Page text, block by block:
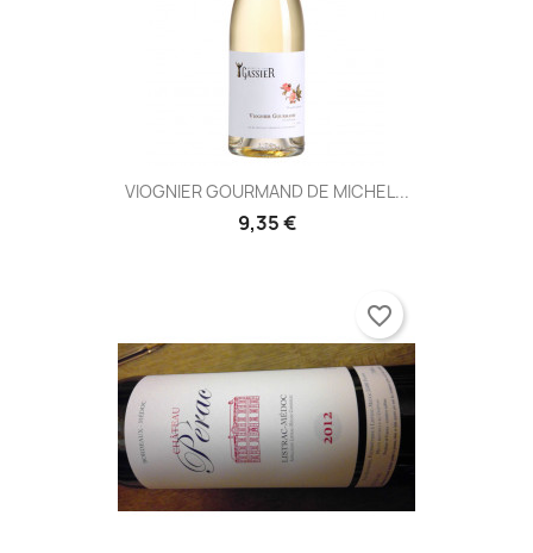
VIOGNIER GOURMAND DE MICHEL...
9,35 €
favorite_border